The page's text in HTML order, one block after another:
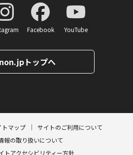
Facebook YouTube
トップへ
トマップ
サイトのご利用について
報の取り扱いについて
トアクセシビリティー方針